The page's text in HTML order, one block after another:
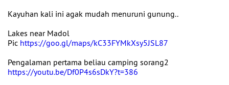
Kayuhan kali ini agak mudah menuruni gunung..
Lakes near Madol
Pic https://goo.gl/maps/kC33FYMkXsy5JSL87
Pengalaman pertama beliau camping sorang2
https://youtu.be/Df0P4s6sDkY?t=386